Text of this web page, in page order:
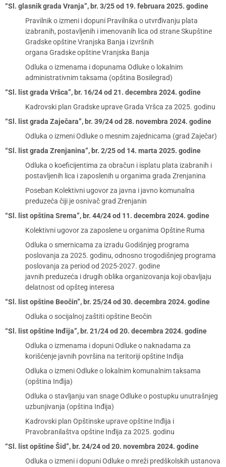
“Sl. glasnik grada Vranja”, br. 3/25 od 19. februara 2025. godine
Pravilnik o izmeni i dopuni Pravilnika o utvrđivanju plata
izabranih, postavljenih i imenovanih lica od strane Skupštine
Gradske opštine Vranjska Banja i izvršnih
organa Gradske opštine Vranjska Banja
Odluka o izmenama i dopunama Odluke o lokalnim
administrativnim taksama (opština Bosilegrad)
“Sl. list grada Vršca”, br. 16/24 od 21. decembra 2024. godine
Kadrovski plan Gradske uprave Grada Vršca za 2025. godinu
“Sl. list grada Zaječara”, br. 39/24 od 28. novembra 2024. godine
Odluka o izmeni Odluke o mesnim zajednicama (grad Zaječar)
“Sl. list grada Zrenjanina”, br. 2/25 od 14. marta 2025. godine
Odluka o koeficijentima za obračun i isplatu plata izabranih i
postavljenih lica i zaposlenih u organima grada Zrenjanina
Poseban Kolektivni ugovor za javna i javno komunalna
preduzeća čiji je osnivač grad Zrenjanin
“Sl. list opština Srema”, br. 44/24 od 11. decembra 2024. godine
Kolektivni ugovor za zaposlene u organima Opštine Ruma
Odluka o smernicama za izradu Godišnjeg programa
poslovanja za 2025. godinu, odnosno trogodišnjeg programa
poslovanja za period od 2025-2027. godine
javnih preduzeća i drugih oblika organizovanja koji obavljaju
delatnost od opšteg interesa
“Sl. list opštine Beočin”, br. 25/24 od 30. decembra 2024. godine
Odluka o socijalnoj zaštiti opštine Beočin
“Sl. list opštine Inđija”, br. 21/24 od 20. decembra 2024. godine
Odluka o izmenama i dopuni Odluke o naknadama za
korišćenje javnih površina na teritoriji opštine Inđija
Odluka o izmeni Odluke o lokalnim komunalnim taksama
(opština Inđija)
Odluka o stavljanju van snage Odluke o postupku unutrašnjeg
uzbunjivanja (opština Inđija)
Kadrovski plan Opštinske uprave opštine Inđija i
Pravobranilaštva opštine Inđija za 2025. godinu
“Sl. list opštine Šid”, br. 24/24 od 20. novembra 2024. godine
Odluka o izmeni i dopuni Odluke o mreži predškolskih ustanova